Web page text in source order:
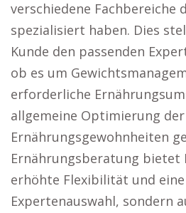
verschiedene Fachbereiche
spezialisiert haben. Dies
Kunde den passenden
ob es um
erforderliche
allgemeine Optimierung der
Ernährungsgewohnheiten
Ernährungsberatung bietet
erhöhte Flexibilität und
Expertenauswahl, sondern